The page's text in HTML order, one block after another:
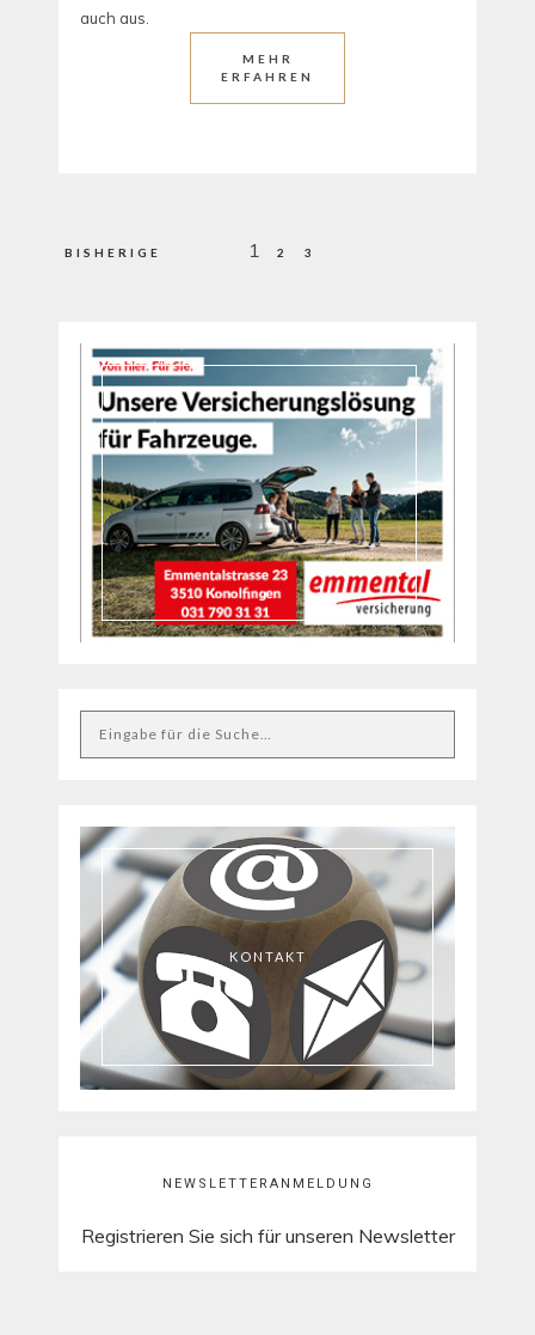
auch aus.
MEHR
ERFAHREN
BISHERIGE
Seitennummerierung
1 2 3
KONTAKT
NEWSLETTERANMELDUNG
Registrieren Sie sich für unseren Newsletter